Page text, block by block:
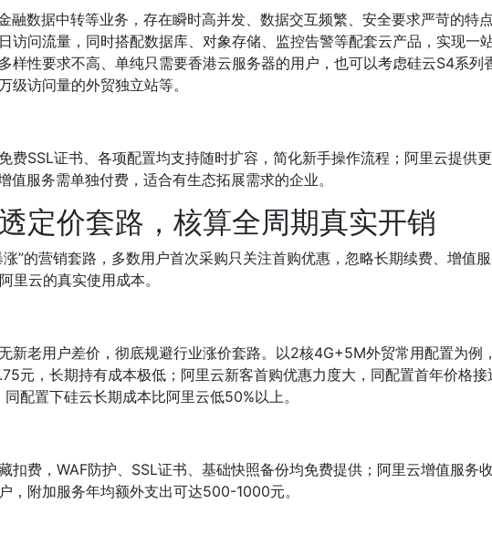
融数据中转等业务，存在瞬时高并发、数据交互频繁、安全要求严苛的特
访问流量，同时搭配数据库、对象存储、监控告警等配套云产品，实现一
样性要求不高、单纯只需要香港云服务器的用户，也可以考虑硅云S4系列
级访问量的外贸独立站等。
费SSL证书、各项配置均支持随时扩容，简化新手操作流程；阿里云提供
服务需单独付费，适合有生态拓展需求的企业。
定价套路，核算全周期真实开销
”的营销套路，多数用户首次采购只关注首购优惠，忽略长期续费、增值
里云的真实使用成本。
新老用户差价，彻底规避行业涨价套路。以2核4G+5M外贸常用配置为例
元，长期持有成本极低；阿里云新客首购优惠力度大，同配置首年价格
配置下硅云长期成本比阿里云低50%以上。
扣费，WAF防护、SSL证书、基础快照备份均免费提供；阿里云增值服务
，附加服务年均额外支出可达500-1000元。